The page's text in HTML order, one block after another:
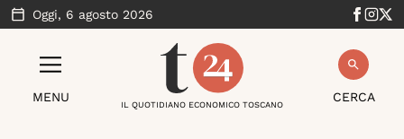
Oggi, 6 agosto 2026
MENU CERCA
IL QUOTIDIANO ECONOMICO TOSCANO